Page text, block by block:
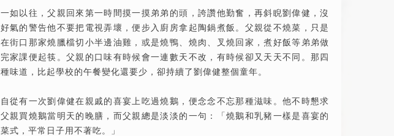
一如以往，父親回來第一時間摸一摸弟弟的頭，誇讚他勤奮，再斜睨劉偉健，沒
好氣的警告他不要把電視弄壞，便步入廚房拿起陶鍋煮飯。父親從不燒菜，只是
在街口那家燒臘檔切小半邊油雞，或是燒鴨、燒肉、叉燒回家，煮好飯等弟弟做
完家課便起筷。父親的口味有時候會一連數天不改，有時候卻又天天不同。那四
種味道，比起學校的午餐變化還要少，卻持續了劉偉健整個童年。
自從有一次劉偉健在親戚的喜宴上吃過燒鵝，便念念不忘那種滋味。他不時懇求
父親買燒鵝當明天的晚膳，而父親總是淡淡的一句：「燒鵝和乳豬一樣是喜宴的
菜式，平常日子用不著吃。」